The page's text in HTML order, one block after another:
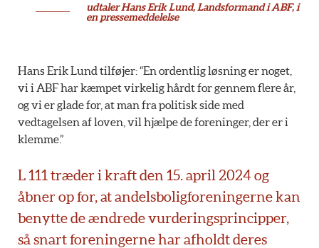
udtaler Hans Erik Lund, Landsformand i ABF, i
en pressemeddelelse
Hans Erik Lund tilføjer: “En ordentlig løsning er noget,
vi i ABF har kæmpet virkelig hårdt for gennem flere år,
og vi er glade for, at man fra politisk side med
vedtagelsen af loven, vil hjælpe de foreninger, der er i
klemme.”
L 111 træder i kraft den 15. april 2024 og
åbner op for, at andelsboligforeningerne kan
benytte de ændrede vurderingsprincipper,
så snart foreningerne har afholdt deres